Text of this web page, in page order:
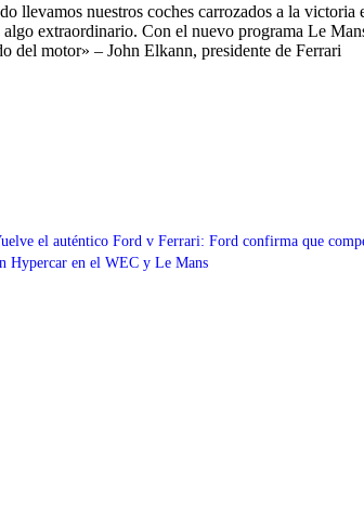
llevamos nuestros coches carrozados a la
extraordinario. Con el nuevo programa Le
del motor» – John Elkann, presidente de Ferrari
el auténtico Ford v Ferrari: Ford confirma que
Hypercar en el WEC y Le Mans